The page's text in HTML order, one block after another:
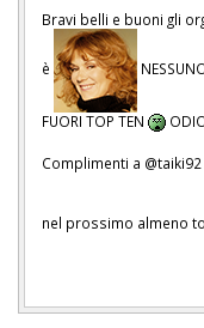
Bravi belli e buoni gli
è
FUORI TOP TEN
Complimenti a @taiki92
nel prossimo almeno